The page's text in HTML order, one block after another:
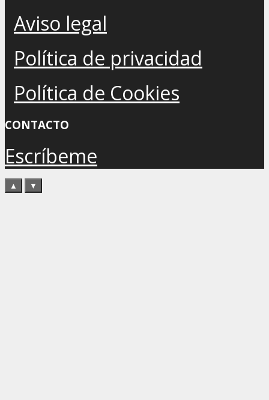
Aviso legal
Política de privacidad
Política de Cookies
CONTACTO
Escríbeme
▲ ▼